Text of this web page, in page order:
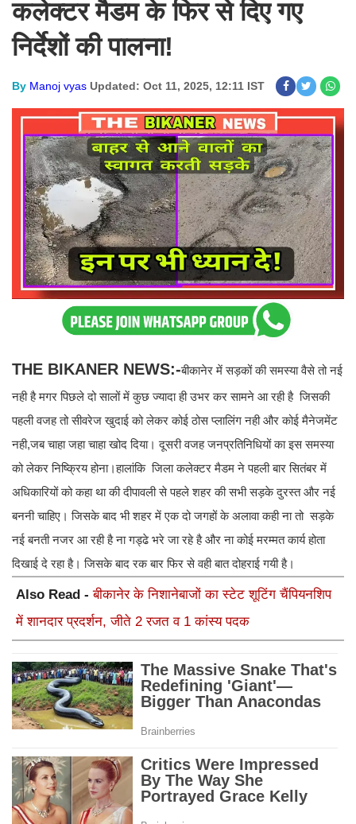
कलेक्टर मैडम के फिर से दिए गए
निर्देशों की पालना!
By Manoj vyas Updated: Oct 11, 2025, 12:11 IST
THE BIKANER NEWS:-बीकानेर में सड़कों की समस्या वैसे तो नई
नही है मगर पिछले दो सालों में कुछ ज्यादा ही उभर कर सामने आ रही है जिसकी
पहली वजह तो सीवरेज खुदाई को लेकर कोई ठोस प्लालिंग नही और कोई मैनेजमेंट
नही,जब चाहा जहा चाहा खोद दिया। दूसरी वजह जनप्रतिनिधियों का इस समस्या
को लेकर निष्क्रिय होना।हालांकि जिला कलेक्टर मैडम ने पहली बार सितंबर में
अधिकारियों को कहा था की दीपावली से पहले शहर की सभी सड़के दुरस्त और नई
बननी चाहिए। जिसके बाद भी शहर में एक दो जगहों के अलावा कही ना तो सड़के
नई बनती नजर आ रही है ना गड्ढे भरे जा रहे है और ना कोई मरम्मत कार्य होता
दिखाई दे रहा है। जिसके बाद रक बार फिर से वही बात दोहराई गयी है।
Also Read -बीकानेर के निशानेबाजों का स्टेट शूटिंग चैंपियनशिप
में शानदार प्रदर्शन, जीते 2 रजत व 1 कांस्य पदक